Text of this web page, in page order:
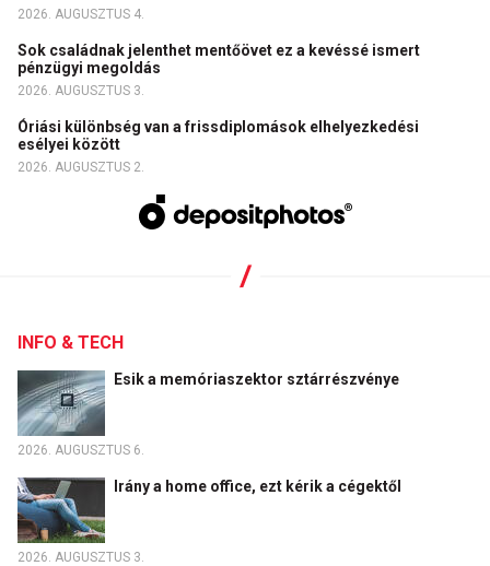
2026. AUGUSZTUS 4.
Sok családnak jelenthet mentőövet ez a kevéssé ismert
pénzügyi megoldás
2026. AUGUSZTUS 3.
Óriási különbség van a frissdiplomások elhelyezkedési
esélyei között
2026. AUGUSZTUS 2.
INFO & TECH
Esik a memóriaszektor sztárrészvénye
2026. AUGUSZTUS 6.
Irány a home office, ezt kérik a cégektől
2026. AUGUSZTUS 3.